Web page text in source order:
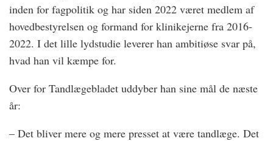
inden for fagpolitik og har siden 2022 været medlem af
hovedbestyrelsen og formand for klinikejerne fra 2016-
2022. I det lille lydstudie leverer han ambitiøse svar på,
hvad han vil kæmpe for.
Over for Tandlægebladet uddyber han sine mål de næste
år:
– Det bliver mere og mere presset at være tandlæge. Det